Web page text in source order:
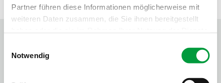
Partner führen diese Informationen möglicherweise mit
weiteren Daten zusammen, die Sie ihnen bereitgestellt
Notwendig